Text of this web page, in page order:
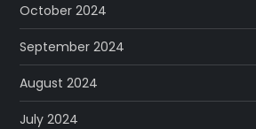
October 2024
September 2024
August 2024
July 2024